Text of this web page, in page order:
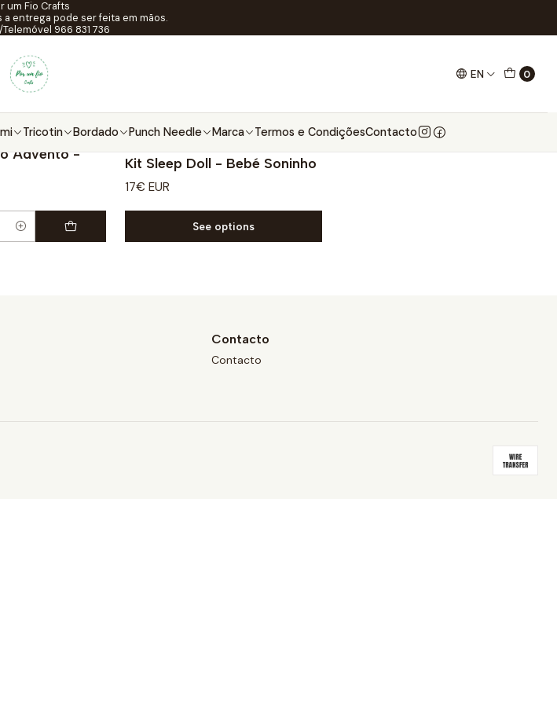
EN 0
Tricotin Bordado Punch Needle Marca Termos e CondiçõesContacto
um Fio Crafts
entrega pode ser feita em mãos.
966 831 736
Kits
Kits
Advento -
Kit Sleep Doll - Bebé Soninho
17€ EUR
See options
Contacto
Contacto